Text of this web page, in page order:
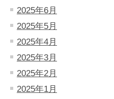
2025年6月
2025年5月
2025年4月
2025年3月
2025年2月
2025年1月